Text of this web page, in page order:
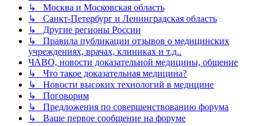
↳ Москва и Московская область
↳ Санкт-Петербург и Ленинградская область
↳ Другие регионы России
↳ Правила публикации отзывов о медицинских
учреждениях, врачах, клиниках и т.д..
ЧАВО, новости доказательной медицины, общение
↳ Что такое доказательная медицина?
↳ Новости высоких технологий в медицине
↳ Поговорим
↳ Предложения по совершенствованию форума
↳ Ваше первое сообщение на форуме